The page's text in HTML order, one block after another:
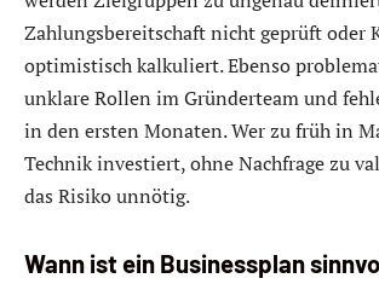
Zahlungsbereitschaft nicht geprüft oder
optimistisch kalkuliert. Ebenso
unklare Rollen im Gründerteam und
in den ersten Monaten. Wer zu früh in
Technik investiert, ohne Nachfrage zu
das Risiko unnötig.
Wann ist ein Businessplan